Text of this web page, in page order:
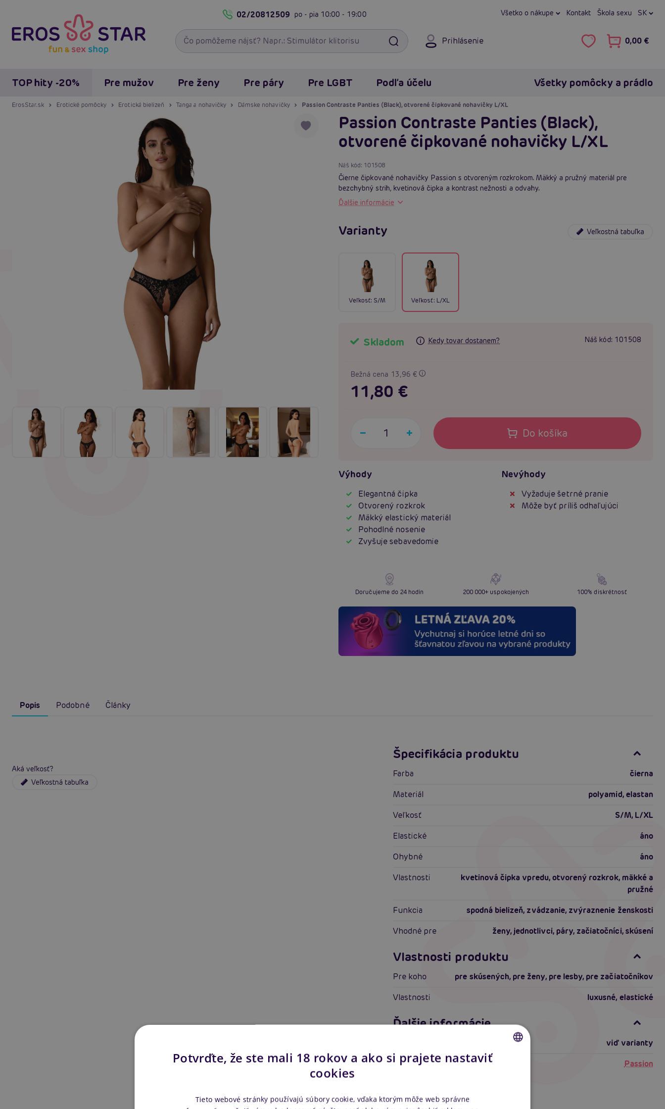
02/20812509 po - pia 10:00 - 19:00 Všetko o nákupe Kontakt Škola sexu SK
Prihlásenie 0,00 €
TOP hity -20% Pre mužov Pre ženy Pre páry Pre LGBT Podľa účelu Všetky pomôcky a prádlo
ErosStar.sk Erotické pomôcky Erotická bielizeň Tanga a nohavičky Dámske nohavičky Passion Contraste Panties (Black), otvorené čipkované nohavičky L/XL
Passion Contraste Panties (Black),
otvorené čipkované nohavičky L/XL
Náš kód: 101508
Čierne čipkované nohavičky Passion s otvoreným rozkrokom. Mäkký a pružný materiál pre
bezchybný strih, kvetinová čipka a kontrast nežnosti a odvahy.
Ďalšie informácie
Varianty Veľkostná tabuľka
Veľkosť: S/M Veľkosť: L/XL
Skladom Kedy tovar dostanem? Náš kód: 101508
Bežná cena 13,96 €
11,80 €
Do košíka
Výhody
Elegantná čipka
Otvorený rozkrok
Mäkký elastický materiál
Pohodlné nosenie
Zvyšuje sebavedomie
Nevýhody
Vyžaduje šetrné pranie
Môže byť príliš odhaľujúci
Doručujeme do 24 hodín 200 000+ uspokojených 100% diskrétnosť
Popis Podobné Články
Aká veľkosť?
Veľkostná tabuľka
Špecifikácia produktu
Farba
čierna
Materiál
polyamid, elastan
Veľkosť
S/M, L/XL
Elastické
áno
Ohybné
áno
Vlastnosti
kvetinová čipka vpredu, otvorený rozkrok, mäkké a
pružné
Funkcia
spodná bielizeň, zvádzanie, zvýraznenie ženskosti
Vhodné pre
ženy, jednotlivci, páry, začiatočníci, skúsení
Vlastnosti produktu
Pre koho pre skúsených, pre ženy, pre lesby, pre začiatočníkov
Vlastnosti
luxusné, elastické
Ďalšie informácie
viď varianty
Výrobca
Passion
Potvrďte, že ste mali 18 rokov a ako si prajete nastaviť
cookies
Tieto webové stránky používajú súbory cookie, vďaka ktorým môže web správne